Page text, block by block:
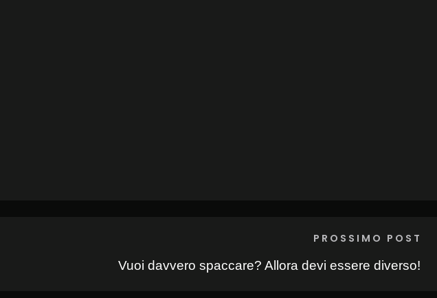
PROSSIMO POST
Vuoi davvero spaccare? Allora devi essere diverso!